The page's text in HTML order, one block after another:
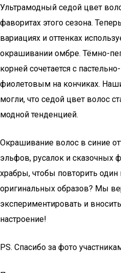
Ультрамодный седой цвет
фаворитах этого сезона.
вариациях и оттенках
окрашивании омбре. Тёмно-
корней сочетается с
фиолетовым на кончиках.
могли, что седой цвет волос
модной тенденцией.
Окрашивание волос в синие
эльфов, русалок и сказочных
храбры, чтобы повторить один
оригинальных образов? Мы
экспериментировать и
настроение!
PS. Спасибо за фото